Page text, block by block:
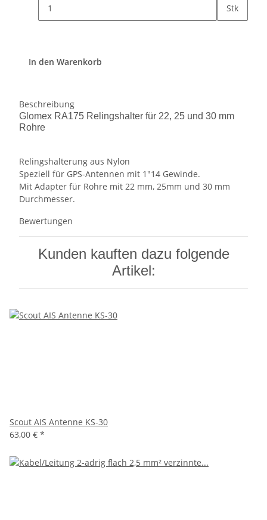
Stk
In den Warenkorb
Beschreibung
Glomex RA175 Relingshalter für 22, 25 und 30 mm
Rohre
Relingshalterung aus Nylon
Speziell für GPS-Antennen mit 1"14 Gewinde.
Mit Adapter für Rohre mit 22 mm, 25mm und 30 mm
Durchmesser.
Bewertungen
Kunden kauften dazu folgende
Artikel:
Scout AIS Antenne KS-30
63,00 € *